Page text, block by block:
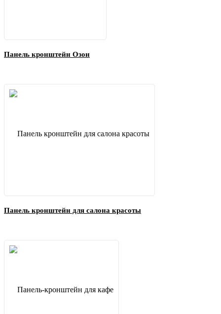
Панель кронштейн Озон
Панель кронштейн для салона красоты